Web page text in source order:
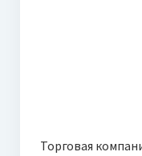
Торговая